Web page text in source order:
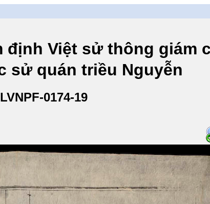
định Việt sử thông
sử quán triều Nguyễn
0174-19